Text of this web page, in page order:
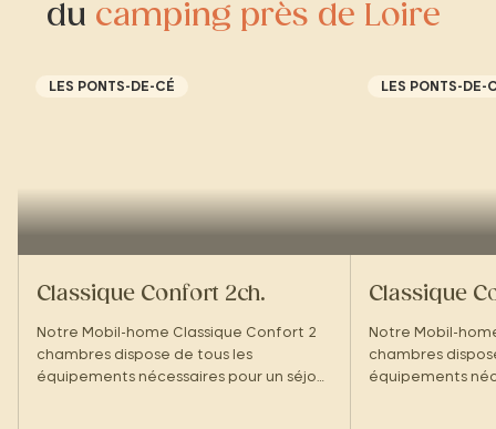
du camping près de Loire
LES PONTS-DE-CÉ
Classique Confort 2ch.
Notre Mobil-home Classique Confort 2
chambres dispose de tous les
équipements nécessaires pour un séjour
LES PONTS-DE-
Classique
Notre Mobil-
chambres
équipements